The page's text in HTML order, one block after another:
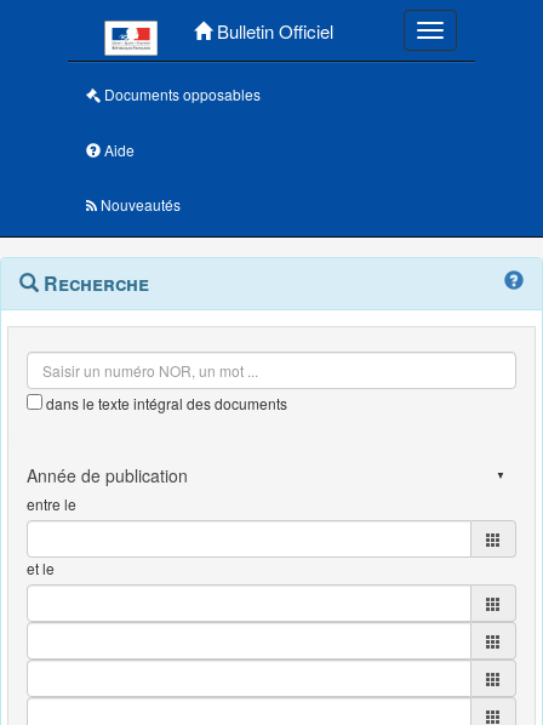
Bulletin Officiel Toggle
Documents opposables
Aide
Nouveautés
Navigation
outils
Menu
contextuel
Recherche
dans le texte intégral des documents
entre le
et le